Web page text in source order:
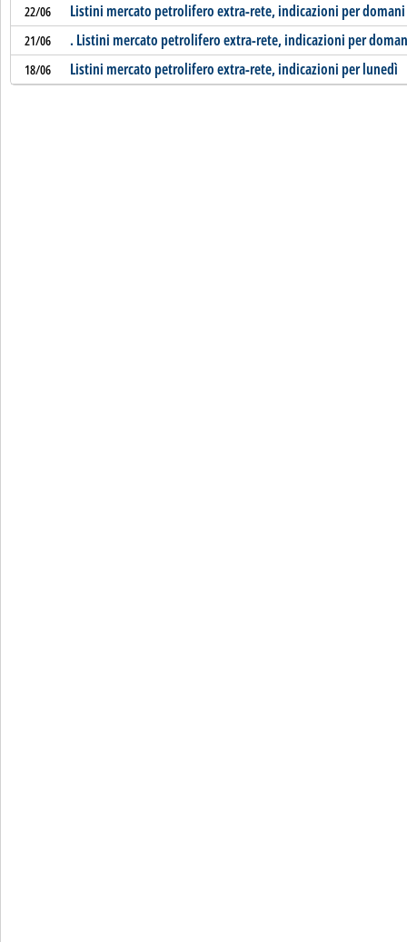
22/06 Listini mercato petrolifero extra-rete, indicazioni per domani
21/06 . Listini mercato petrolifero extra-rete, indicazioni per
18/06 Listini mercato petrolifero extra-rete, indicazioni per lunedì